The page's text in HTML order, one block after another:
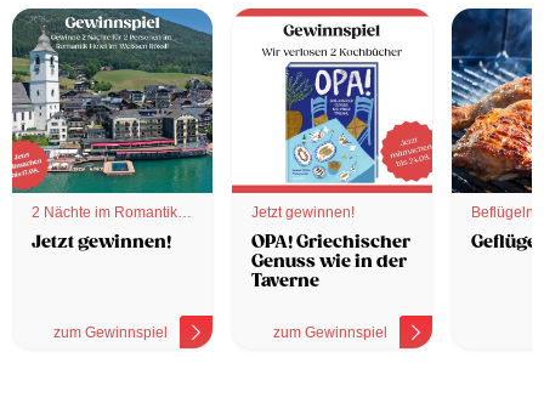
2 Nächte im Romantik
Hotel
Jetzt gewinnen!
zum Gewinnspiel
Jetzt gewinnen!
OPA! Griechischer
Genuss wie in der
Taverne
zum Gewinnspiel